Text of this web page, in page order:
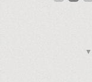
▼